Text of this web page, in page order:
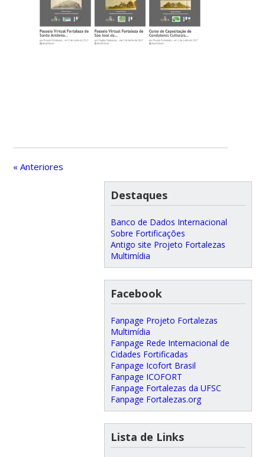
« Anteriores
Destaques
Banco de Dados Internacional
Sobre Fortificações
Antigo site Projeto Fortalezas
Multimídia
Facebook
Fanpage Projeto Fortalezas
Multimídia
Fanpage Rede Internacional de
Cidades Fortificadas
Fanpage Icofort Brasil
Fanpage ICOFORT
Fanpage Fortalezas da UFSC
Fanpage Fortalezas.org
Lista de Links